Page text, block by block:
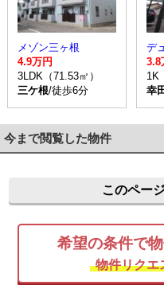
メゾン三ヶ根
4.9万円
3LDK（71.53㎡）
三ケ根/徒歩6分
デ
3.8
1K
幸
今まで閲覧した物件
このペー
希望の条件で
物件リクエ